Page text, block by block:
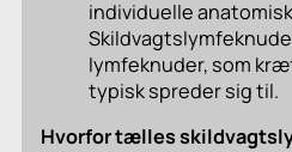
individuelle
lymfeknuder, som
typisk spreder sig til.
Hvorfor tælles